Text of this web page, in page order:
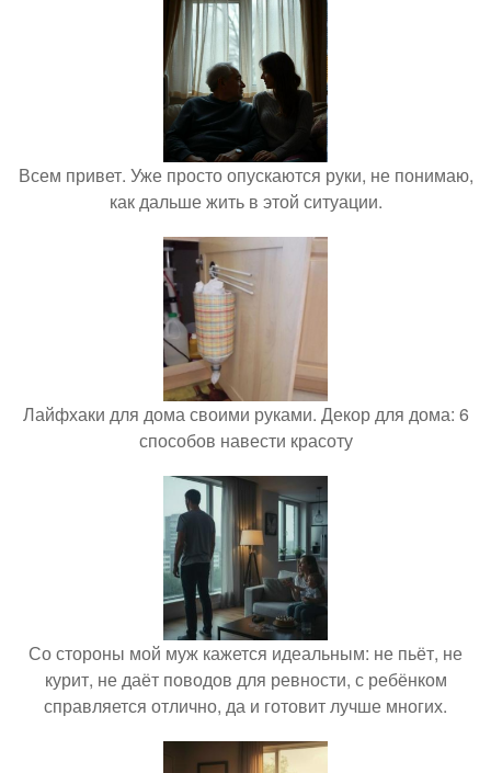
Всем привет. Уже просто опускаются руки, не понимаю,
как дальше жить в этой ситуации.
Лайфхаки для дома своими руками. Декор для дома: 6
способов навести красоту
Со стороны мой муж кажется идеальным: не пьёт, не
курит, не даёт поводов для ревности, с ребёнком
справляется отлично, да и готовит лучше многих.